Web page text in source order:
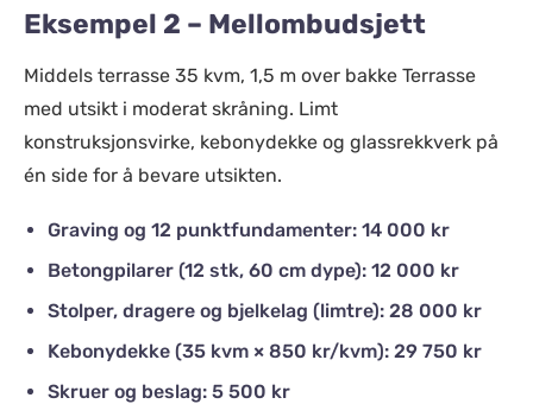
Eksempel 2 – Mellombudsjett
Middels terrasse 35 kvm, 1,5 m over bakke Terrasse
med utsikt i moderat skråning. Limt
konstruksjonsvirke, kebonydekke og glassrekkverk på
én side for å bevare utsikten.
Graving og 12 punktfundamenter: 14 000 kr
Betongpilarer (12 stk, 60 cm dype): 12 000 kr
Stolper, dragere og bjelkelag (limtre): 28 000 kr
Kebonydekke (35 kvm × 850 kr/kvm): 29 750 kr
Skruer og beslag: 5 500 kr